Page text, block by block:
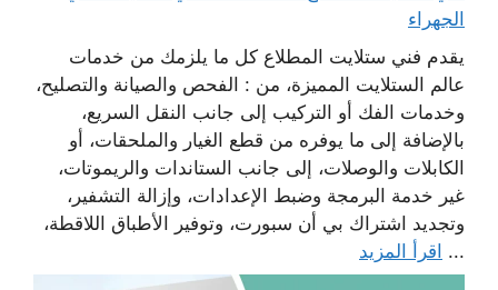
الجهراء
يقدم فني ستلايت المطلاع كل ما يلزمك من خدمات
عالم الستلايت المميزة، من : الفحص والصيانة والتصليح،
وخدمات الفك أو التركيب إلى جانب النقل السريع،
بالإضافة إلى ما يوفره من قطع الغيار والملحقات، أو
الكابلات والوصلات، إلى جانب الستاندات والريموتات،
غير خدمة البرمجة وضبط الإعدادات، وإزالة التشفير،
وتجديد اشتراك بي أن سبورت، وتوفير الأطباق اللاقطة،
... اقرأ المزيد